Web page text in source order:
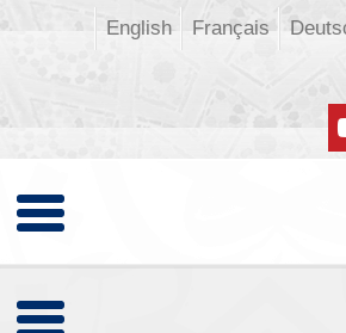
Français
English